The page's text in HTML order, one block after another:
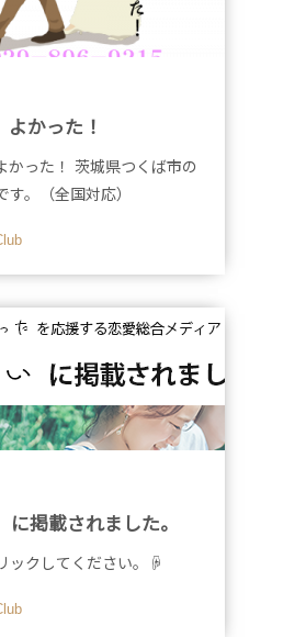
よかった！
かった！ 茨城県つくば市の
す。（全国対応）
掲載されました。
ックしてください。☟